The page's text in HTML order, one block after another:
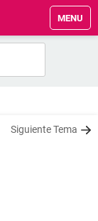
MENU
Siguiente Tema